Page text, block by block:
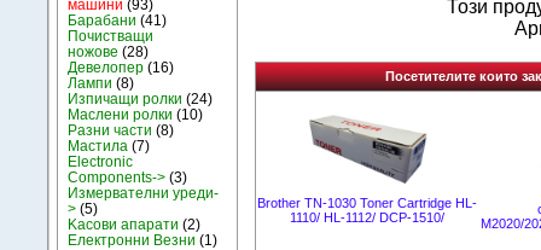
машини (93)
Барабани (41)
Почистващи
ножове (28)
Девелопер (16)
Лампи (8)
Изпичащи ролки (24)
Маслени ролки (10)
Разни части (8)
Мастила (7)
Electronic
Components-> (3)
Измервателни уреди-
> (5)
Kасови апарати (2)
Електронни Везни (1)
Този
Посетителите които
Brother TN-1030 Toner Cartridge HL-
1110/ HL-1112/ DCP-1510/
M2020/